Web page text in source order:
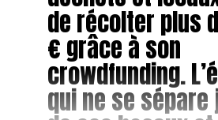
de récolter plus
€ grâce à son
crowdfunding.
qui ne se sépare